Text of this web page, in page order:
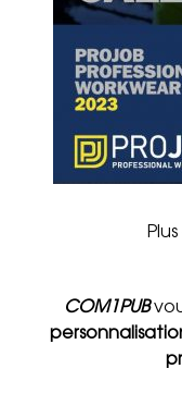
COM1PUB